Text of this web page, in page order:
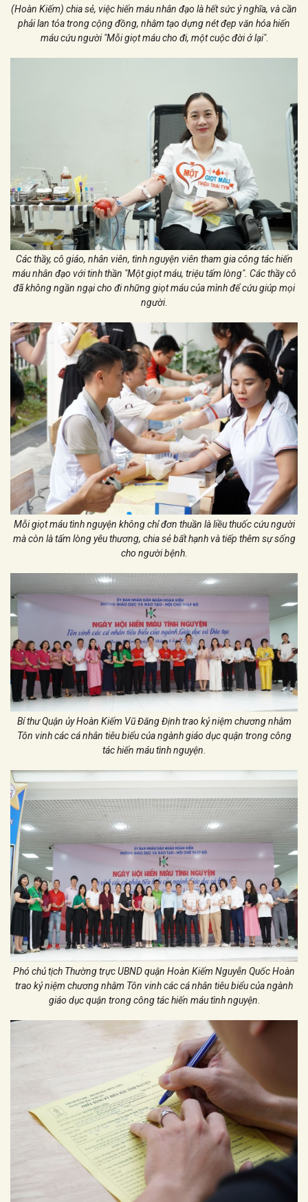
(Hoàn Kiếm) chia sẻ, việc hiến máu nhân đạo là hết sức ý nghĩa, và cần
phải lan tỏa trong cộng đồng, nhằm tạo dựng nét đẹp văn hóa hiến
máu cứu người "Mỗi giọt máu cho đi, một cuộc đời ở lại".
Các thầy, cô giáo, nhân viên, tình nguyện viên tham gia công tác hiến
máu nhân đạo với tinh thần "Một giọt máu, triệu tấm lòng". Các thầy cô
đã không ngần ngại cho đi những giọt máu của mình để cứu giúp mọi
người.
Mỗi giọt máu tình nguyện không chỉ đơn thuần là liều thuốc cứu người
mà còn là tấm lòng yêu thương, chia sẻ bất hạnh và tiếp thêm sự sống
cho người bệnh
Bí thư Quận ủy Hoàn Kiếm Vũ Đăng Định trao kỷ niệm chương nhằm
Tôn vinh các cá nhân tiêu biểu của ngành giáo dục quận trong công
tác hiến máu tình nguyện
Phó chủ tịch Thường trực UBND quận Hoàn Kiếm Nguyễn Quốc Hoàn
trao kỷ niệm chương nhằm Tôn vinh các cá nhân tiêu biểu của ngành
giáo dục quận trong công tác hiến máu tình nguyện